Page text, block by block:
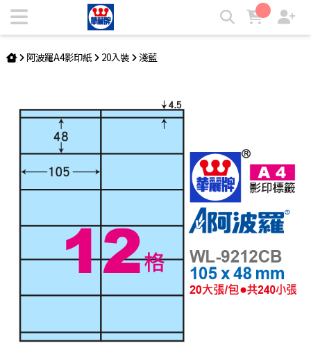
阿波羅A4影印紙 WL-9212CB | 華麗牌自粘標籤
阿波羅A4影印紙 20入裝 淺藍